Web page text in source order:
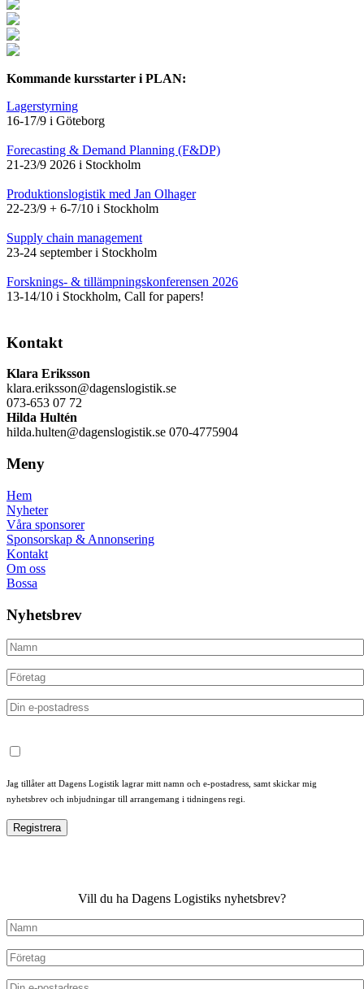
Kommande kursstarter i PLAN:
Lagerstyrning
16-17/9 i Göteborg
Forecasting & Demand Planning (F&DP)
21-23/9 2026 i Stockholm
Produktionslogistik med Jan Olhager
22-23/9 + 6-7/10 i Stockholm
Supply chain management
23-24 september i Stockholm
Forsknings- & tillämpningskonferensen 2026
13-14/10 i Stockholm, Call for papers!
Kontakt
Klara Eriksson
klara.eriksson@dagenslogistik.se
073-653 07 72
Hilda Hultén
hilda.hulten@dagenslogistik.se 070-4775904
Meny
Hem
Nyheter
Våra sponsorer
Sponsorskap & Annonsering
Kontakt
Om oss
Bossa
Nyhetsbrev
Jag tillåter att Dagens Logistik lagrar mitt namn och e-postadress, samt skickar mig
nyhetsbrev och inbjudningar till arrangemang i tidningens regi.
Vill du ha Dagens Logistiks nyhetsbrev?